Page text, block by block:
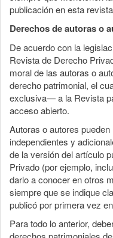
publicación en esta
Derechos de autoras o
De acuerdo con la
Revista de Derecho
moral de las autoras o
derecho patrimonial, el
exclusiva— a la Revista
acceso abierto.
Autoras o autores
independientes y
de la versión del artículo
Privado (por ejemplo,
darlo a conocer en otros
siempre que se indique
publicó por primera vez
Para todo lo anterior,